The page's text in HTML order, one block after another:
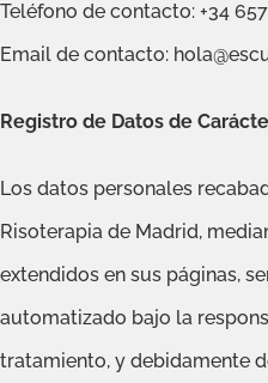
Teléfono de contacto: +34
Email de contacto:
Registro de Datos de
Los datos personales
Risoterapia de Madrid,
extendidos en sus páginas,
automatizado bajo la
tratamiento, y debidamente